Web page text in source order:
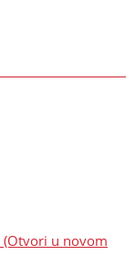
(Otvori u novom